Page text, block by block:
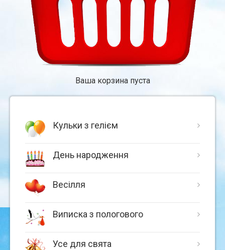
Ваша корзина пуста
Кульки з гелієм
День народження
Весілля
Виписка з пологового
Усе для свята